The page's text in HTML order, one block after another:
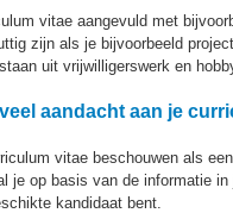
vitae aangevuld met
zijn als je bijvoorbeeld
uit vrijwilligerswerk en
aandacht aan je
vitae beschouwen als
je op basis van de informatie
kandidaat bent.